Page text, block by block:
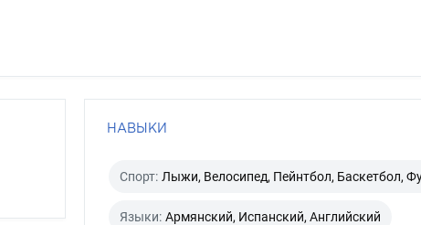
НАВЫКИ
Спорт: Лыжи, Велосипед, Пейнтбол, Баскетбол,
Языки: Армянский, Испанский, Английский